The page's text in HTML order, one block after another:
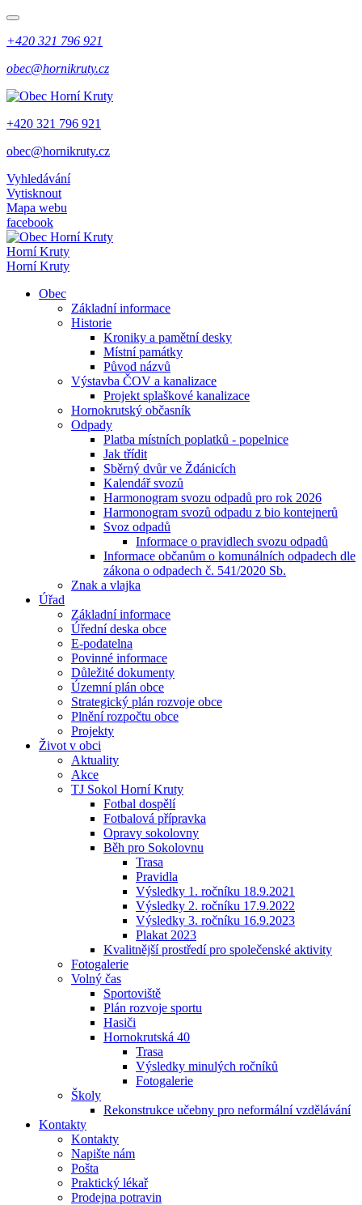
+420 321 796 921
obec@hornikruty.cz
+420 321 796 921
obec@hornikruty.cz
Vyhledávání
Vytisknout
Mapa webu
facebook
Horní Kruty
Horní Kruty
Obec
Základní informace
Historie
Kroniky a pamětní desky
Místní památky
Původ názvů
Výstavba ČOV a kanalizace
Projekt splaškové kanalizace
Hornokrutský občasník
Odpady
Platba místních poplatků - popelnice
Jak třídit
Sběrný dvůr ve Ždánicích
Kalendář svozů
Harmonogram svozu odpadů pro rok 2026
Harmonogram svozů odpadu z bio kontejnerů
Svoz odpadů
Informace o pravidlech svozu odpadů
Informace občanům o komunálních odpadech dle
zákona o odpadech č. 541/2020 Sb.
Znak a vlajka
Úřad
Základní informace
Úřední deska obce
E-podatelna
Povinné informace
Důležité dokumenty
Územní plán obce
Strategický plán rozvoje obce
Plnění rozpočtu obce
Projekty
Život v obci
Aktuality
Akce
TJ Sokol Horní Kruty
Fotbal dospělí
Fotbalová přípravka
Opravy sokolovny
Běh pro Sokolovnu
Trasa
Pravidla
Výsledky 1. ročníku 18.9.2021
Výsledky 2. ročníku 17.9.2022
Výsledky 3. ročníku 16.9.2023
Plakat 2023
Kvalitnější prostředí pro společenské aktivity
Fotogalerie
Volný čas
Sportoviště
Plán rozvoje sportu
Hasiči
Hornokrutská 40
Trasa
Výsledky minulých ročníků
Fotogalerie
Školy
Rekonstrukce učebny pro neformální vzdělávání
Kontakty
Kontakty
Napište nám
Pošta
Praktický lékař
Prodejna potravin